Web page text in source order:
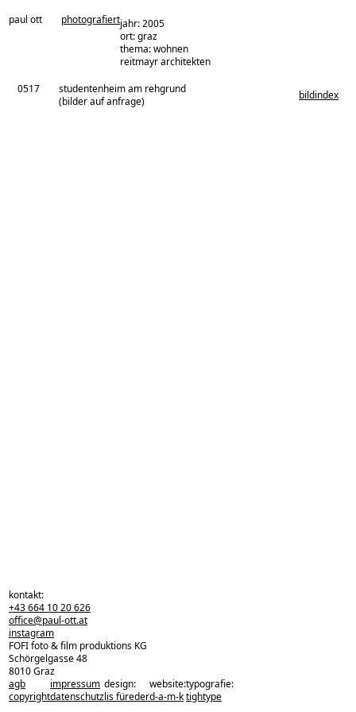
paul ott photografiertjahr: 2005
ort: graz
thema: wohnen
architekturbüro:
reitmayr architekten
0517
studentenheim am rehgrund
(bilder auf anfrage)
bildindex
zurück zu den projekten
kontakt:
+43 664 10 20 626
office@paul-ott.at
instagram
FOFI foto & film produktions KG
Schörgelgasse 48
8010 Graz
agb
copyright
impressum
datenschutz
design:
lis füreder
website:
d-a-m-k
typografie:
tightype